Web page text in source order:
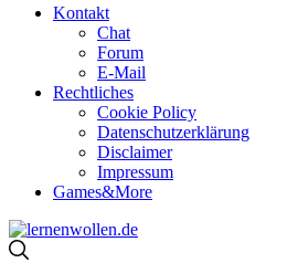
Kontakt
Chat
Forum
E-Mail
Rechtliches
Cookie Policy
Datenschutzerklärung
Disclaimer
Impressum
Games&More